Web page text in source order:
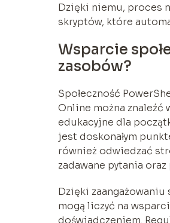
Dzięki niemu, proces
skryptów, które
Wsparcie
zasobów?
Społeczność
Online można znaleźć
edukacyjne dla
jest doskonałym
również odwiedzać
zadawane pytania
Dzięki
mogą liczyć na
doświadczeniem.